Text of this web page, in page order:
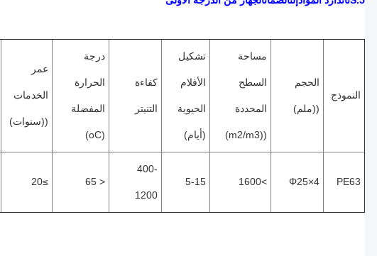
النموذج
((ملم)
((m2/m3)
الحيوية
(أيام)
التنيتر
(oC)
((سنوات)
PE63
Φ25×4
>1600
5-15
400-
1200
< 65
≥20